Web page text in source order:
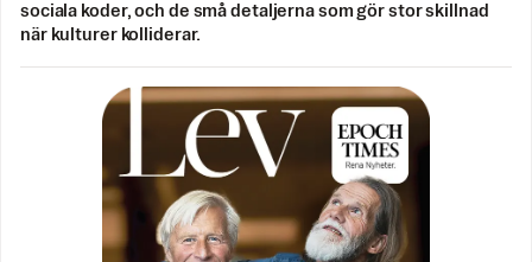
sociala koder, och de små detaljerna som gör stor skillnad
när kulturer kolliderar.